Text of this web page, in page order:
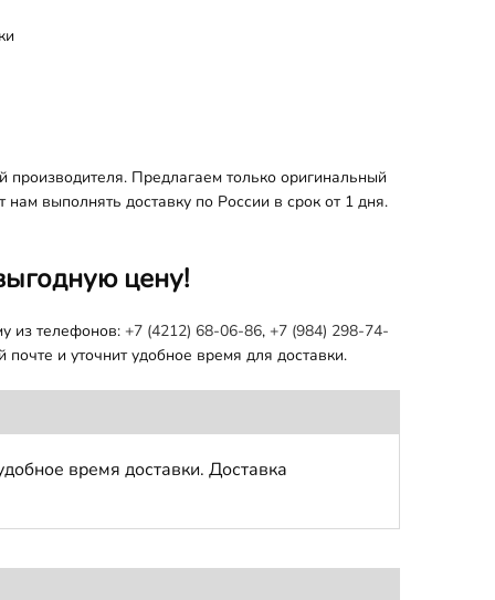
Предлагаем только оригинальный
выполнять доставку по России в срок от 1 дня.
цену!
из телефонов: +7 (4212) 68-06-86, +7 (984) 298-74-
и уточнит удобное время для доставки.
время доставки. Доставка